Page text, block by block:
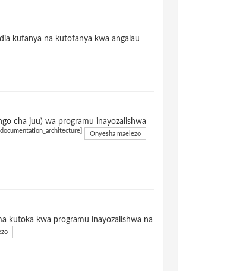
kufanya na kutofanya kwa angalau
cha juu) wa programu inayozalishwa
[documentation_architecture] Onyesha maelezo
kutoka kwa programu inayozalishwa na